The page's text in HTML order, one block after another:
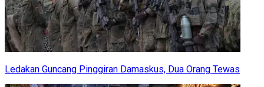
Ledakan Guncang Pinggiran Damaskus, Dua Orang Tewas